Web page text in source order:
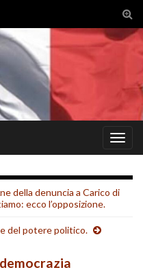
della denuncia a Carico di
ecco l’opposizione.
del potere politico.